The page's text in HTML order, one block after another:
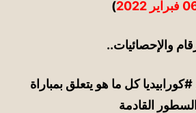
2022
)
والإحصائيات..
#كورابيدياكل ما هو يتعلق بمباراة
القادمة